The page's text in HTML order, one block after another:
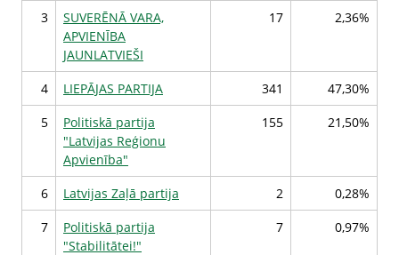
3
SUVERĒNĀ VARA,
APVIENĪBA
JAUNLATVIEŠI
17 2,36%
4 LIEPĀJAS PARTIJA 341
47,30%
5
Politiskā partija
"Latvijas Reģionu
Apvienība"
155 21,50%
6 Latvijas Zaļā partija 2
0,28%
7
Politiskā partija
"Stabilitātei!"
7 0,97%